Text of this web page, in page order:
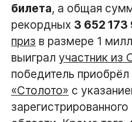
билета, а общая
рекордных 3 652 173
приз в размере 1
выигралучастник из
победитель приобрёл
«Столото» с